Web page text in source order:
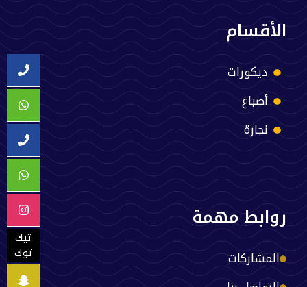
تيك
توك
الأقسام
ديكورات
أصباغ
نجارة
روابط مهمة
المشاركات